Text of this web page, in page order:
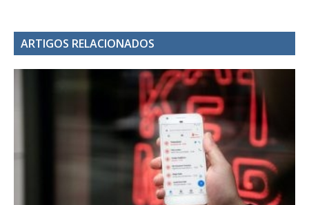
ARTIGOS RELACIONADOS